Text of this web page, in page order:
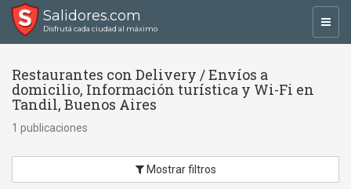
Salidores.com
Disfrutá cada ciudad al máximo
Restaurantes con Delivery / Envíos a
domicilio, Información turística y Wi-Fi en
Tandil, Buenos Aires
1 publicaciones
Mostrar filtros